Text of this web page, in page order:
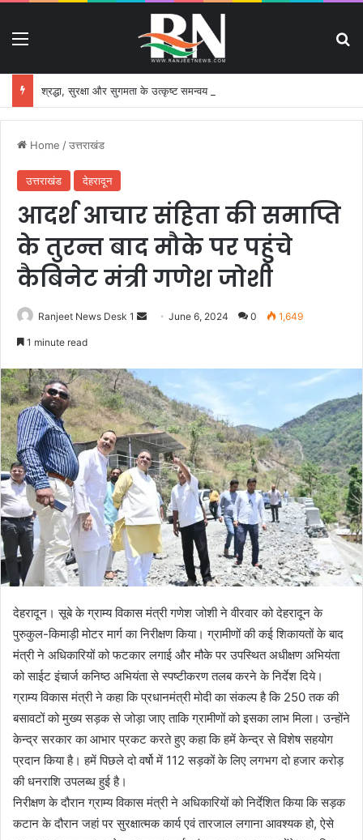
Home /उत्तराखंड
उत्तराखंड देहरादून
आदर्श आचार संहिता की समाप्ति
के तुरन्त बाद मौके पर पहुंचे
कैबिनेट मंत्री गणेश जोशी
Ranjeet News Desk 1
a
n
e
m
a
l
June 6, 2024 0 1,649
1 minute read
देहरादून। सूबे के ग्राम्य विकास मंत्री गणेश जोशी ने वीरवार को देहरादून के
पुरुकुल-किमाड़ी मोटर मार्ग का निरीक्षण किया। ग्रामीणों की कई शिकायतों के बाद
मंत्री ने अधिकारियों को फटकार लगाई और मौके पर उपस्थित अधीक्षण अभियंता
को साईट इंचार्ज कनिष्ठ अभियंता से स्पष्टीकरण तलब करने के निर्देश दिये।
ग्राम्य विकास मंत्री ने कहा कि प्रधानमंत्री मोदी का संकल्प है कि 250 तक की
बसावटों को मुख्य सड़क से जोड़ा जाए ताकि ग्रामीणों को इसका लाभ मिला। उन्होंने
केन्द्र सरकार का आभार प्रकट करते हुए कहा कि हमें केन्द्र से विशेष सहयोग
प्रदान किया है। हमें पिछले दो वर्षो में 112 सड़कों के लिए लगभग दो हजार करोड़
की धनराशि उपलब्ध हुई है।
निरीक्षण के दौरान ग्राम्य विकास मंत्री ने अधिकारियों को निर्देशित किया कि सड़क
कटान के दौरान जहां पर सुरक्षात्मक कार्य एवं तारजाल लगाना आवश्यक हो, ऐसे